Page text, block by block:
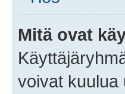
Mitä ovat
voivat kuulua